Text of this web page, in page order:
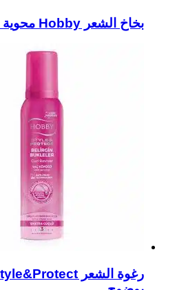
بخاخ الشعر Hobby محوية البحر- فعال بملح البحر